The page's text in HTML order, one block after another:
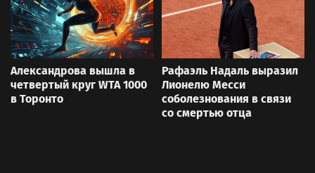
Александрова вышла в
четвертый круг WTA 1000
в Торонто
Рафаэль Надаль выразил
Лионелю Месси
соболезнования в связи
со смертью отца